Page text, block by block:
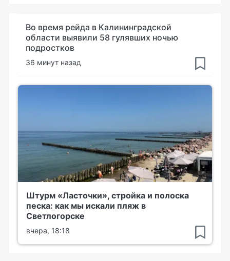
Во время рейда в Калининградской
области выявили 58 гулявших ночью
подростков
36 минут назад
Штурм «Ласточки», стройка и полоска
песка: как мы искали пляж в
Светлогорске
вчера, 18:18